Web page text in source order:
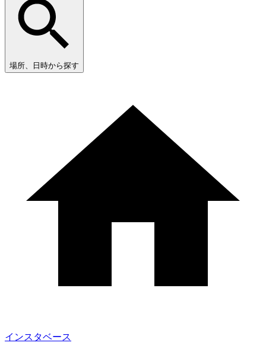
場所、日時から探す
インスタベース